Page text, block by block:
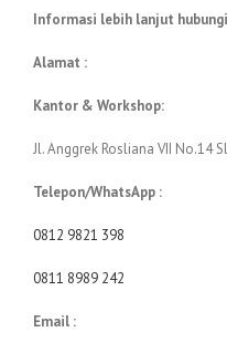
Informasi lebih lanjut
Alamat :
Kantor & Workshop:
Jl. Anggrek Rosliana VII No.14
Telepon/WhatsApp :
0812 9821 398
0811 8989 242
Email :